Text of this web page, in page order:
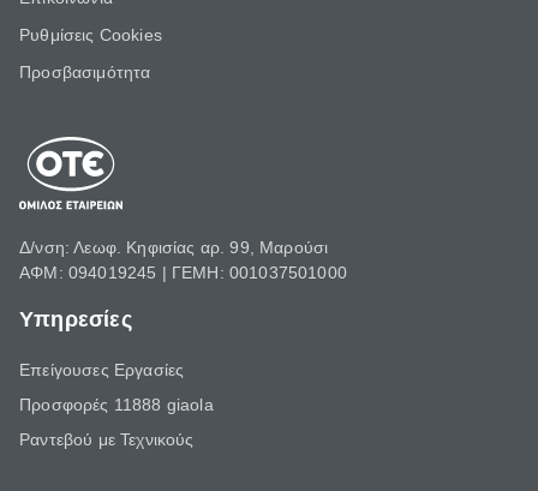
Ρυθμίσεις Cookies
Προσβασιμότητα
Δ/νση: Λεωφ. Κηφισίας αρ. 99, Μαρούσι
ΑΦΜ: 094019245 | ΓΕΜΗ: 001037501000
Υπηρεσίες
Επείγουσες Εργασίες
Προσφορές 11888 giaola
Ραντεβού με Τεχνικούς